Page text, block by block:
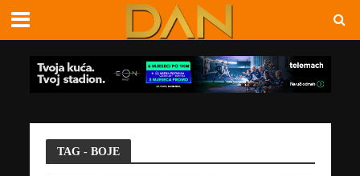
TAG - BOJE